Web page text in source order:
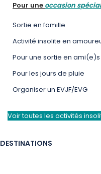
Pour une occasion
Sortie en famille
Activité insolite en
Pour une sortie en ami(e)s
Pour les jours de pluie
Organiser un EVJF/EVG
Voir toutes les activités
DESTINATIONS